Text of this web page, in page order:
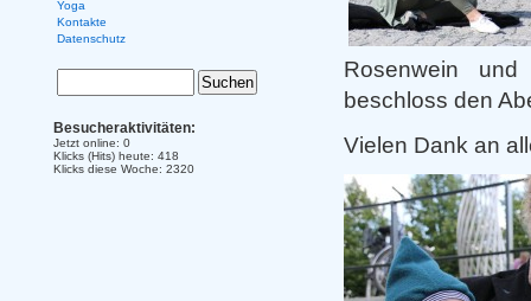
Rosenwein
beschloss den
Vielen Dank an
Yoga
Kontakte
Datenschutz
Besucheraktivitäten:
Jetzt online: 0
Klicks (Hits) heute: 418
Klicks diese Woche: 2320